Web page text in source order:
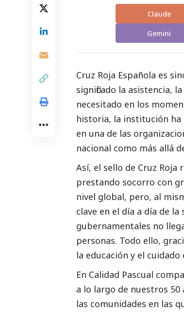
Claude
Gemini
Cruz Roja Española es
significado la asistencia,
necesitado en los
historia, la institución ha
en una de las
nacional como más allá
Así, el sello de Cruz
prestando socorro con
nivel global, pero, al
clave en el día a día de
gubernamentales no
personas. Todo ello,
la educación y el cuidado
En Calidad Pascual
a lo largo de nuestros
las comunidades en las